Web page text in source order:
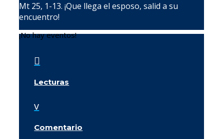
Mt 25, 1-13. ¡Que llega el esposo, salid a su
encuentro!
¡No hay eventos!

Lecturas
v
Comentario